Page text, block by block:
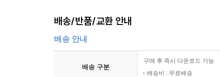
배송/반품/교환 안내
배송 안내
배송 구분
구매 후 즉시 다운로드 가능
배송비 : 무료배송